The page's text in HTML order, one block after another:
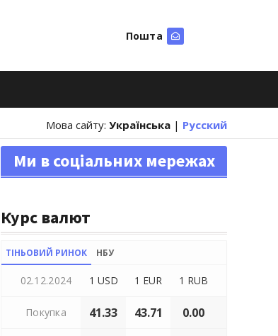
Пошта
Мова сайту: Українська | Русский
Ми в соціальних мережах
Курс валют
ТІНЬОВИЙ РИНОК НБУ
02.12.2024 1 USD 1 EUR 1 RUB
Покупка 41.33 43.71 0.00